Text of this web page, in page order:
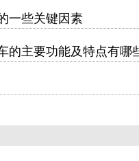
一些关键因素
的主要功能及特点有哪